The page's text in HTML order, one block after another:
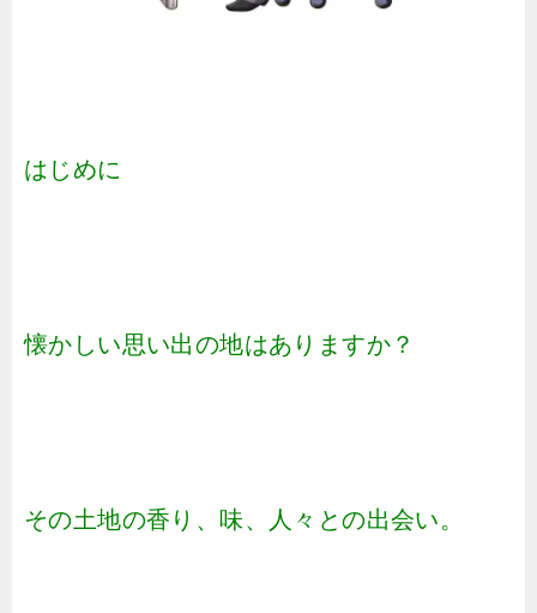
はじめに
懐かしい思い出の地はありますか？
その土地の香り、味、人々との出会い。